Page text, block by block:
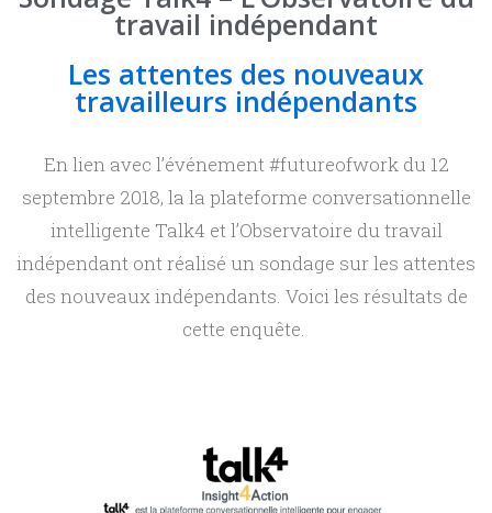
travail indépendant
Les attentes des nouveaux
travailleurs indépendants
En lien avec l’événement #futureofwork du 12
septembre 2018, la la plateforme conversationnelle
intelligente Talk4 et l’Observatoire du travail
indépendant ont réalisé un sondage sur les attentes
des nouveaux indépendants. Voici les résultats de
cette enquête.